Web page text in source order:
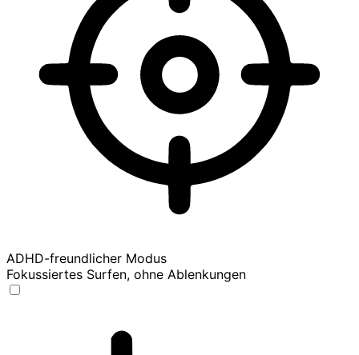
ADHD-freundlicher Modus
Fokussiertes Surfen, ohne Ablenkungen